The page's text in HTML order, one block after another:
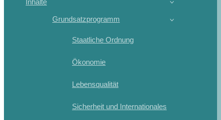
Grundsatzprogramm
Staatliche Ordnung
Ökonomie
Lebensqualität
Sicherheit und Internationales